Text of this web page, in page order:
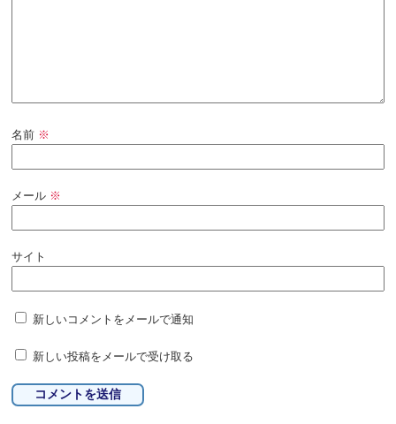
名前 ※
メール ※
サイト
新しいコメントをメールで通知
新しい投稿をメールで受け取る